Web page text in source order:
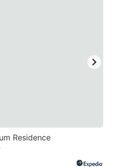
Residence